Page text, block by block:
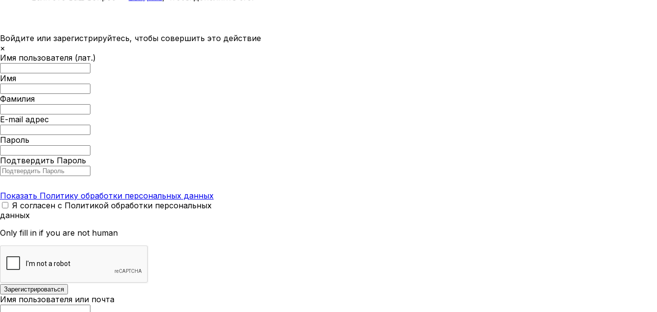
Войдите или зарегистрируйтесь, чтобы совершить это действие
×
Имя пользователя (лат.)
Имя
Фамилия
E-mail адрес
Пароль
Подтвердить Пароль
Показать Политику обработки персональных данных
Я согласен с Политикой обработки персональных
данных
Only fill in if you are not human
Имя пользователя или почта